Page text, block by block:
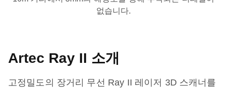
없습니다.
Artec Ray II 소개
고정밀도의 장거리 무선 Ray II 레이저 3D 스캐너를